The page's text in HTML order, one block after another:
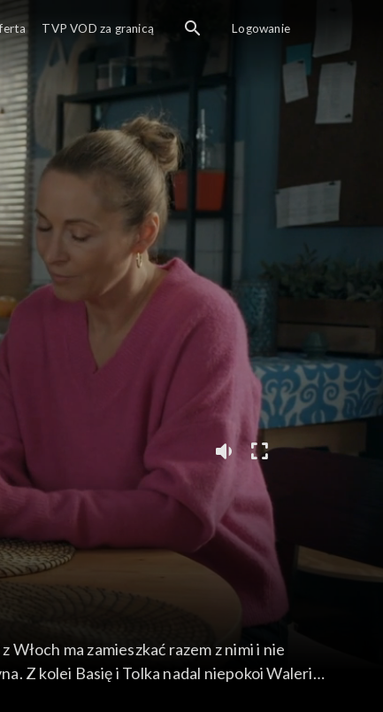
ma zamieszkać razem z nimi i nie
Z kolei Basię i Tolka nadal niepokoi Waleria,
TVP VOD za granicą Logowanie